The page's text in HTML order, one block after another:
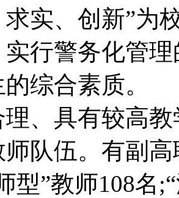
求实、创新”为
实行警务化管
的综合素质。
、具有较高
队伍。有副
型”教师108名